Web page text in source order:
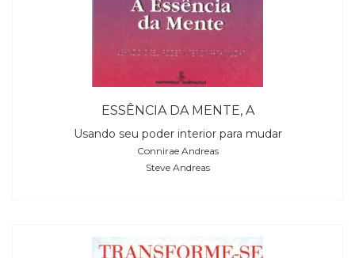
ESSÊNCIA DA MENTE, A
Usando seu poder interior para mudar
Connirae Andreas
Steve Andreas